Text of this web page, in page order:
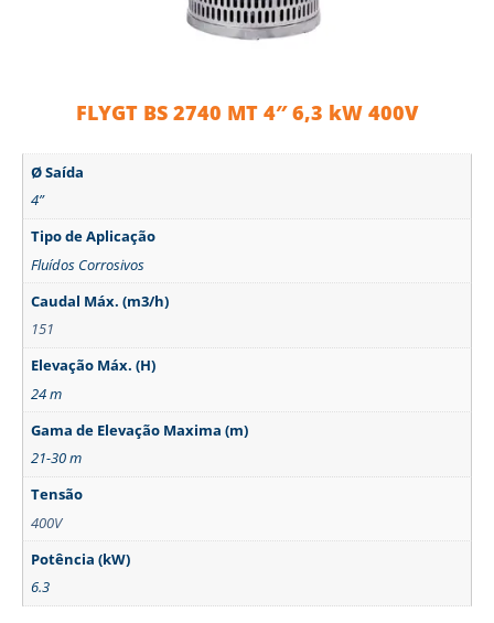
FLYGT BS 2740 MT 4″ 6,3 kW 400V
Ø Saída
4”
Tipo de Aplicação
Fluídos Corrosivos
Caudal Máx. (m3/h)
151
Elevação Máx. (H)
24 m
Gama de Elevação Maxima (m)
21-30 m
Tensão
400V
Potência (kW)
6.3